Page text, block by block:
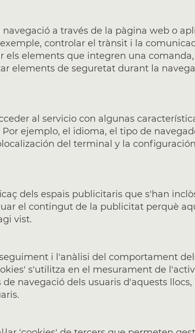
a través de la pàgina web o
controlar el trànsit i la
els elements que integren una
elements de seguretat durant la
al servicio con algunas
ejemplo, el idioma, el tipo de
del terminal y la
dels espais publicitaris que s'han
el contingut de la publicitat perquè
vist.
i l'anàlisi del comportament
s'utilitza en el mesurament de
navegació dels usuaris d'aquests